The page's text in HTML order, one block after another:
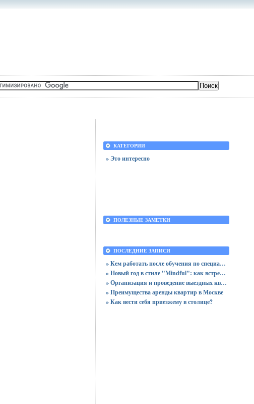
КАТЕГОРИИ
» Это интересно
ПОЛЕЗНЫЕ ЗАМЕТКИ
ПОСЛЕДНИЕ ЗАПИСИ
» Кем работать после обучения по специальности «Логистика»
» Новый год в стиле "Mindful": как встретить праздник, оставшись в сознании
» Организация и проведение выездных квизов
» Преимущества аренды квартир в Москве
» Как вести себя приезжему в столице?